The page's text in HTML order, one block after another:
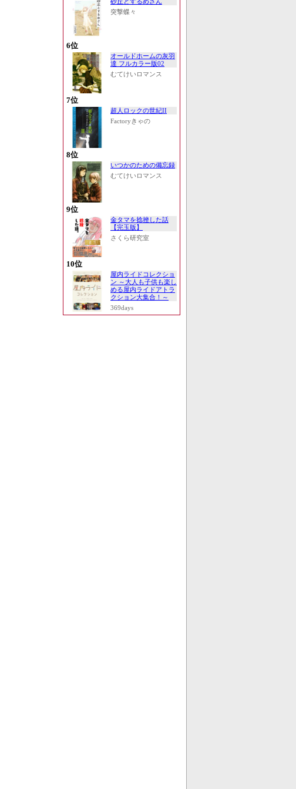
砂丘とするめさん
突撃蝶々
6位
オールドホームの灰羽
達 フルカラー版02
むてけいロマンス
7位
超人ロックの世紀II
Factoryきゃの
8位
いつかのための備忘録
むてけいロマンス
9位
金タマを捻挫した話
【完玉版】
さくら研究室
10位
屋内ライドコレクショ
ン ～大人も子供も楽し
める屋内ライドアトラ
クション大集合！～
369days